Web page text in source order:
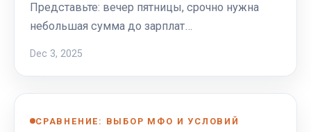
Представьте: вечер пятницы, срочно нужна
небольшая сумма до зарплат…
Dec 3, 2025
СРАВНЕНИЕ: ВЫБОР МФО И УСЛОВИЙ